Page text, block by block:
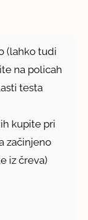
(lahko tudi
na policah
testa
kupite pri
začinjeno
iz čreva)